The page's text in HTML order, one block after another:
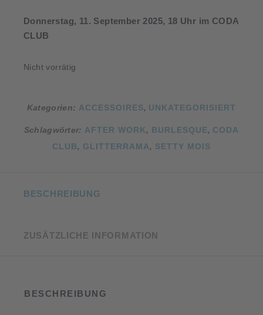
Donnerstag, 11. September 2025, 18 Uhr im CODA
CLUB
Nicht vorrätig
Kategorien: ACCESSOIRES, UNKATEGORISIERT
Schlagwörter: AFTER WORK, BURLESQUE, CODA
CLUB, GLITTERRAMA, SETTY MOIS
BESCHREIBUNG
ZUSÄTZLICHE INFORMATION
BESCHREIBUNG